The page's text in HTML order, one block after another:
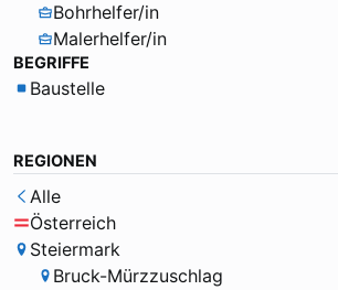
Bohrhelfer/in
Malerhelfer/in
BEGRIFFE
Baustelle
REGIONEN
Alle
Österreich
Steiermark
Bruck-Mürzzuschlag